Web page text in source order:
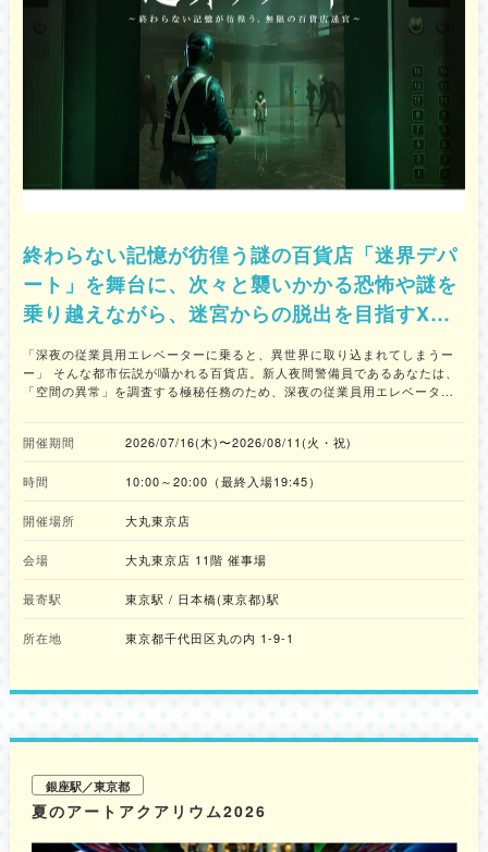
終わらない記憶が彷徨う謎の百貨店「迷界デパ
ート」を舞台に、次々と襲いかかる恐怖や謎を
乗り越えながら、迷宮からの脱出を目指すXR
ホラーイベント
「深夜の従業員用エレベーターに乗ると、異世界に取り込まれてしまうー
ー」 そんな都市伝説が囁かれる百貨店。新人夜間警備員であるあなたは、
「空間の異常」を調査する極秘任務のため、深夜の従業員用エレベーター
デパート』だった。どこか懐かしくも不気味な売り場、そして暗闇から無
用ライトの光だけを頼りに、あなたはこの世界からの脱出を試みる。襲い
開催期間 2026/07/16(木)〜2026/08/11(火・祝)
時間 10:00～20:00（最終入場19:45）
開催場所 大丸東京店
会場 大丸東京店 11階 催事場
最寄駅 東京駅 / 日本橋(東京都)駅
所在地 東京都千代田区丸の内 1-9-1
銀座駅／東京都
夏のアートアクアリウム2026